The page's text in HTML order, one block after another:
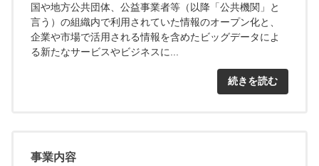
国や地方公共団体、公益事業者等（以降「公共機関」と
言う）の組織内で利用されていた情報のオープン化と、
企業や市場で活用される情報を含めたビッグデータによ
る新たなサービスやビジネスに...
続きを読む
事業内容